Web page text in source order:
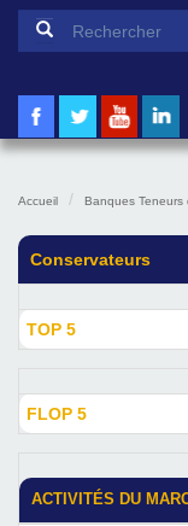
Accueil Banques Teneurs
Conservateurs
TOP 5
FLOP 5
ACTIVITÉS DU